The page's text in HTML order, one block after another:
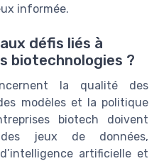
informée.
défis liés à
biotechnologies ?
la qualité des
modèles et la politique
biotech doivent
jeux de données,
artificielle et